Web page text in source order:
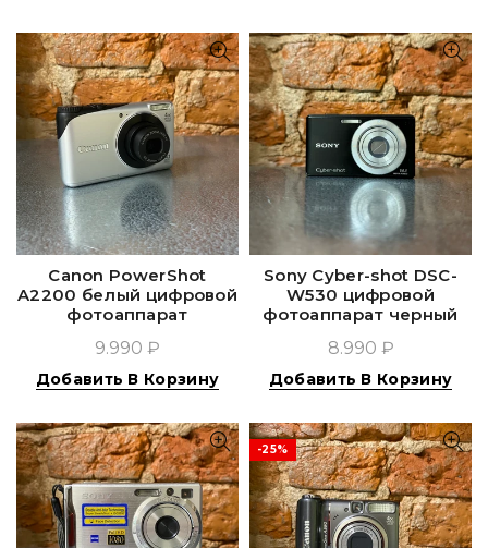
Canon PowerShot
A2200 белый цифровой
фотоаппарат
9.990 ₽
Добавить В Корзину
Sony Cyber-shot DSC-
W530 цифровой
фотоаппарат черный
8.990 ₽
Добавить В Корзину
-25%